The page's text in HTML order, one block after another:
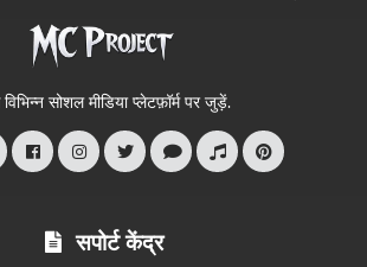
सोशल मीडिया प्लेटफ़ॉर्म पर जुड़ें.
सपोर्ट केंद्र